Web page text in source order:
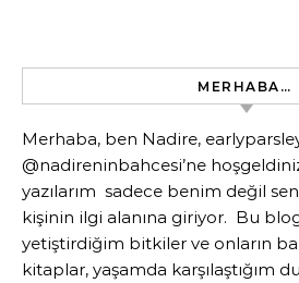
MERHABA…
Merhaba, ben Nadire,
@nadireninbahcesi’ne
yazılarım sadece benim değil
kişinin ilgi alanına giriyor. Bu
yetiştirdiğim bitkiler ve onların
kitaplar, yaşamda karşılaştığım